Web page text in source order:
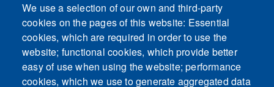
This content is blocked because Embeds
cookies have not been accepted.
We use a selection of our own and third-party
cookies on the pages of this website: Essential
cookies, which are required in order to use the
website; functional cookies, which provide better
easy of use when using the website; performance
cookies, which we use to generate aggregated data